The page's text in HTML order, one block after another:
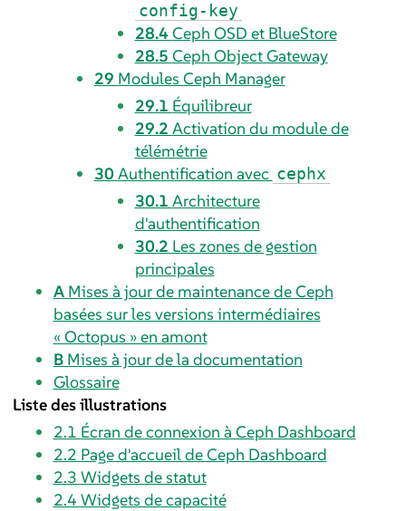
config-key
28.4Ceph OSD et BlueStore
28.5 Ceph Object Gateway
29 Modules Ceph Manager
29.1 Équilibreur
29.2 Activation du module de
télémétrie
30Authentification avec cephx
30.1 Architecture
d'authentification
30.2 Les zones de gestion
principales
A Mises à jour de maintenance de Ceph
basées sur les versions intermédiaires
« Octopus » en amont
B Mises à jour de la documentation
Glossaire
Liste des illustrations
2.1 Écran de connexion à Ceph Dashboard
2.2 Page d'accueil de Ceph Dashboard
2.3 Widgets de statut
2.4Widgets de capacité